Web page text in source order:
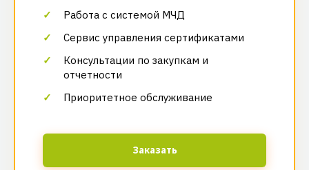
Работа с системой МЧД
Сервис управления сертификатами
Консультации по закупкам и
отчетности
Приоритетное обслуживание
Заказать